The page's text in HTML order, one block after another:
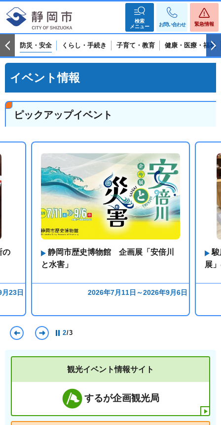
検索
メニュー
お問い合わせ 緊急情報
防災・安全 くらし・手続き 子育て・教育 健康・医療・福祉
イベント情報
ピックアップイベント
前のスライドを表示
2/3
の
23日
静岡市歴史博物館 企画展「安倍川
と水害」
2026年7月11日～2026年9月6日
駿
展
観光イベント情報サイト
するが企画観光局